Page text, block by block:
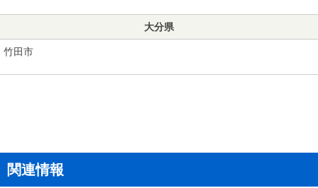
大分県
竹田市
関連情報